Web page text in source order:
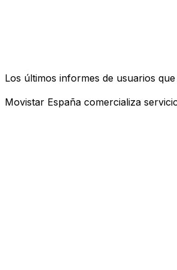
Los últimos informes de usuarios
Movistar España comercializa